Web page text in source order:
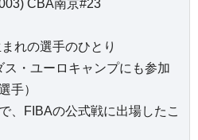
CBA南京#23
れの選手のひとり
・ユーロキャンプにも参加
手）
、FIBAの公式戦に出場したこ